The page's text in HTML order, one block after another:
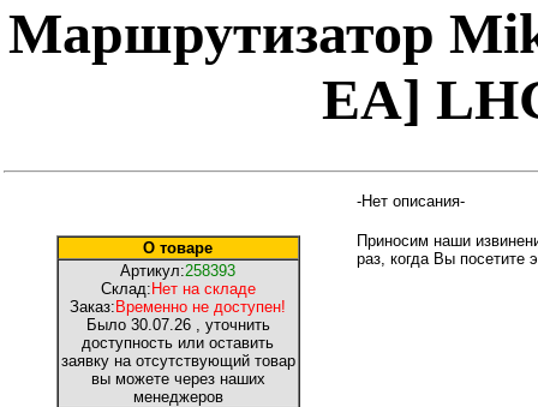
Маршрутизатор
EA]
О товаре
Артикул:258393
Склад: Нет на складе
Заказ: Временно не доступен!
Было 30.07.26 , уточнить
доступность или оставить
заявку на отсутствующий товар
вы можете через наших
менеджеров
-Нет описания-
Приносим наши
раз, когда Вы посетите